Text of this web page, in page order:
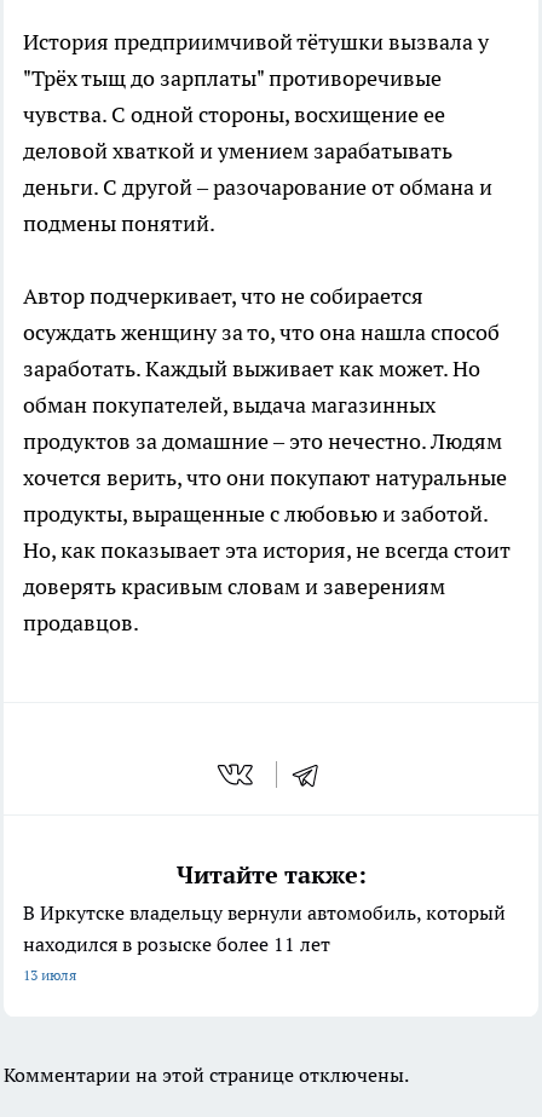
История предприимчивой тётушки вызвала у
"Трёх тыщ до зарплаты" противоречивые
чувства. С одной стороны, восхищение ее
деловой хваткой и умением зарабатывать
деньги. С другой – разочарование от обмана и
подмены понятий.
Автор подчеркивает, что не собирается
осуждать женщину за то, что она нашла способ
заработать. Каждый выживает как может. Но
обман покупателей, выдача магазинных
продуктов за домашние – это нечестно. Людям
хочется верить, что они покупают натуральные
продукты, выращенные с любовью и заботой.
Но, как показывает эта история, не всегда стоит
доверять красивым словам и заверениям
продавцов.
Читайте также:
В Иркутске владельцу вернули автомобиль, который
находился в розыске более 11 лет
13 июля
Комментарии на этой странице отключены.